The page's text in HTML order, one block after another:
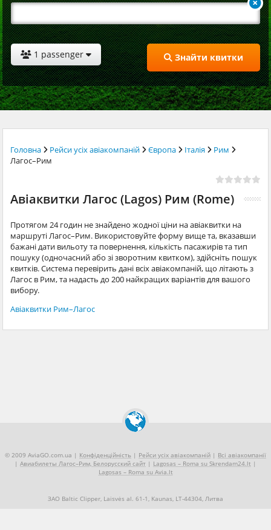
1 passenger Знайти квитки
Головна Рейси усіх авіакомпаній Європа Італія
Рим
Лагос–Рим
Авіаквитки Лагос (Lagos) Рим (Rome)
Протягом 24 годин не знайдено жодної ціни на авіаквитки на
маршруті Лагос–Рим. Використовуйте форму вище та, вказавши
бажані дати вильоту та повернення, кількість пасажирів та тип
пошуку (одночасний або зі зворотним квитком), здійсніть пошук
квитків. Система перевірить дані всіх авіакомпаній, що літають з
Лагос в Рим, та надасть до 200 найкращих варіантів для вашого
вибору.
Авіаквитки Рим–Лагос
© 2009 AviaGO.com.ua | Конфіденційність | Рейси усіх авіакомпаній | Всі авіакомпанії
| Авиабилеты Лагос–Рим, Белорусский сайт | Lagosas – Roma su Skrendam24.lt |
Lagosas – Roma su Avia.lt
ЗАО Baltic Clipper, Laisvės al. 61-1, Kaunas, LT-44304, Литва